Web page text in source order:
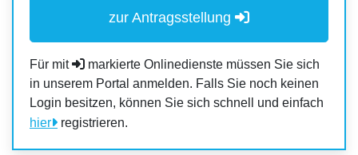
zur Antragsstellung
Für mit
markierte Onlinedienste müssen Sie sich
in unserem Portal anmelden. Falls Sie noch keinen
Login besitzen, können Sie sich schnell und einfach
hier
registrieren.